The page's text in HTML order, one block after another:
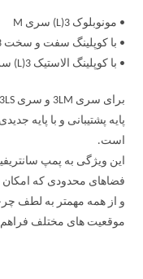
• مونوبلوک 3(L) سری M
• با کوپلینگ سفت و سخت 3(L) سری S
• با کوپلینگ الاستیک 3(L) سری P
پایه پشتیبانی و با پایه
است.
موقعیت های مختلف